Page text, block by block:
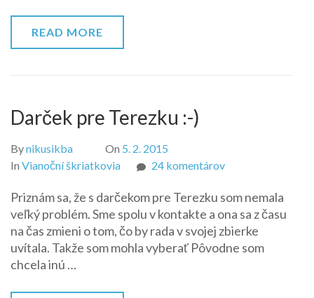
READ MORE
Darček pre Terezku :-)
Bynikusikba On 5. 2. 2015
In Vianoční škriatkovia 24 komentárovna
pre
Terezku
:-)
Priznám sa, že s darčekom pre Terezku som nemala
veľký problém. Sme spolu v kontakte a ona sa z času
na čas zmieni o tom, čo by rada v svojej zbierke
uvítala. Takže som mohla vyberať Pôvodne som
chcela inú …